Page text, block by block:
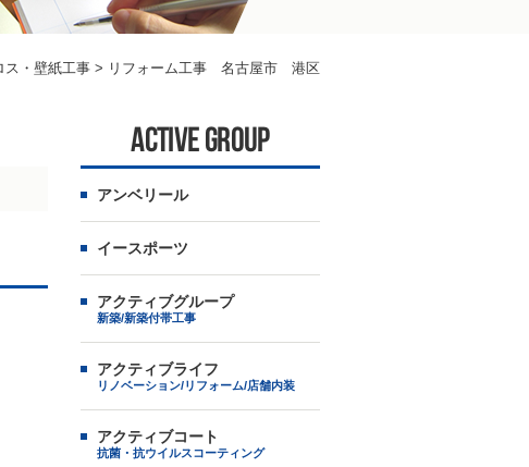
ス・壁紙工事 > リフォーム工事 名古屋市 港区
ACTIVE GROUP
アンベリール
イースポーツ
アクティブグループ
新築/新築付帯工事
アクティブライフ
リノベーション/リフォーム/店舗内装
アクティブコート
抗菌・抗ウイルスコーティング